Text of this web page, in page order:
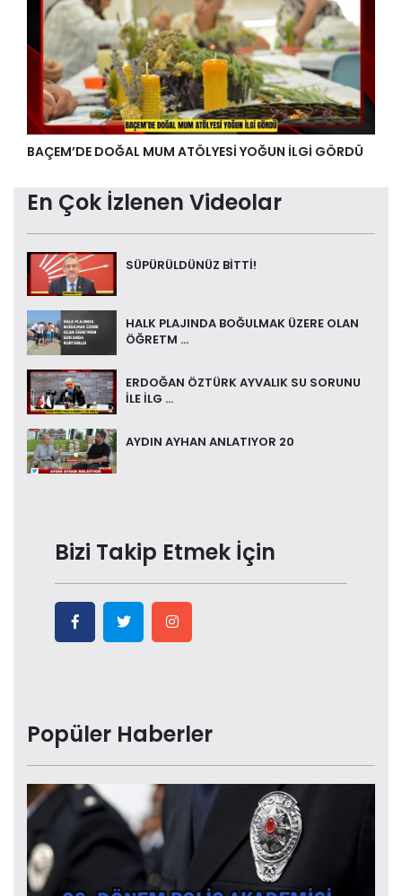
BAÇEM’DE DOĞAL MUM ATÖLYESİ YOĞUN İLGİ GÖRDÜ
En Çok İzlenen Videolar
SÜPÜRÜLDÜNÜZ BİTTİ!
HALK PLAJINDA BOĞULMAK ÜZERE OLAN
ÖĞRETM ...
ERDOĞAN ÖZTÜRK AYVALIK SU SORUNU
İLE İLG ...
AYDIN AYHAN ANLATIYOR 20
Bizi Takip Etmek İçin
Popüler Haberler